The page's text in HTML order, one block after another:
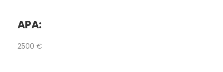
APA:
2500 €